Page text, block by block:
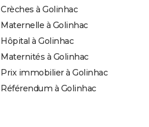
Crèches à Golinhac
Maternelle à Golinhac
Hôpital à Golinhac
Maternités à Golinhac
Prix immobilier à Golinhac
Référendum à Golinhac